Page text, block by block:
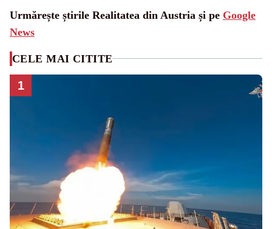
Urmărește știrile Realitatea din Austria și pe Google
News
CELE MAI CITITE
1